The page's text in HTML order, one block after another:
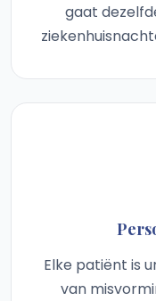
gaat
Elke patiënt is
van